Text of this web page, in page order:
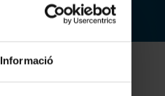
Informació